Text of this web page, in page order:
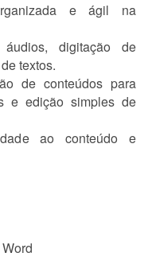
e ágil na
digitação de
textos.
de conteúdos para
e edição simples de
ao conteúdo e